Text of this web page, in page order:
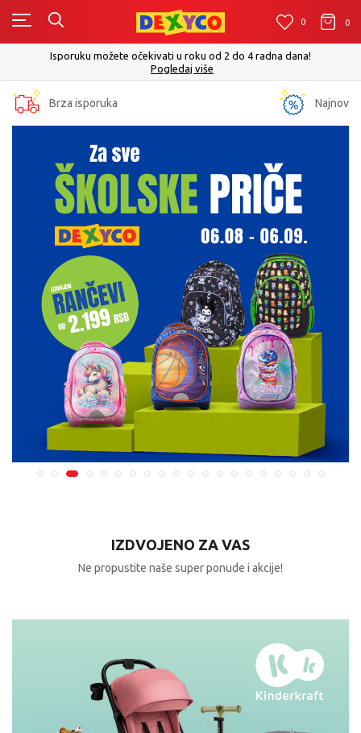
0 0 0
Isporuku možete očekivati u roku od 2 do 4 radna dana!
Pogledaj više
Brza isporuka
IZDVOJENO ZA VAS
Ne propustite naše super ponude i akcije!